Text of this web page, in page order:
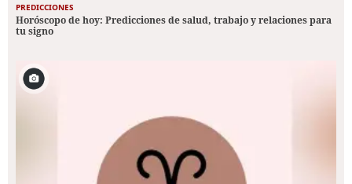
PREDICCIONES
Horóscopo de hoy: Predicciones de salud, trabajo y relaciones para
tu signo